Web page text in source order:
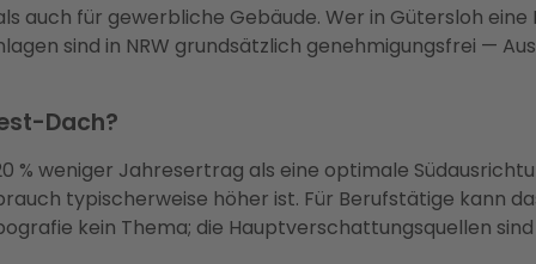
auch für gewerbliche Gebäude. Wer in Gütersloh
sind in NRW grundsätzlich genehmigungsfrei —
Dach?
% weniger Jahresertrag als eine optimale
typischerweise höher ist. Für Berufstätige kann
kein Thema; die Hauptverschattungsquellen